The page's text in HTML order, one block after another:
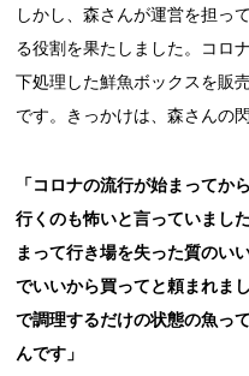
しかし、森さんが運営を担っ
る役割を果たしました。コロ
下処理した鮮魚ボックスを販
です。きっかけは、森さんの
「コロナの流行が始まってか
行くのも怖いと言っていまし
まって行き場を失った質のい
でいいから買ってと頼まれま
で調理するだけの状態の魚っ
んです」